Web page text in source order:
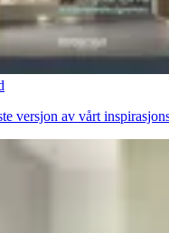
versjon av vårt